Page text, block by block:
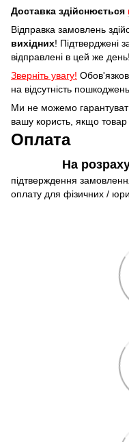
Доставка здійснюється
Відправка замовлень
вихідних! Підтверджені
відправлені в цей же день!
Зверніть увагу!
на відсутність
Ми не можемо
вашу користь, якщо
Оплата
На
підтверждення
оплату для фізичних /